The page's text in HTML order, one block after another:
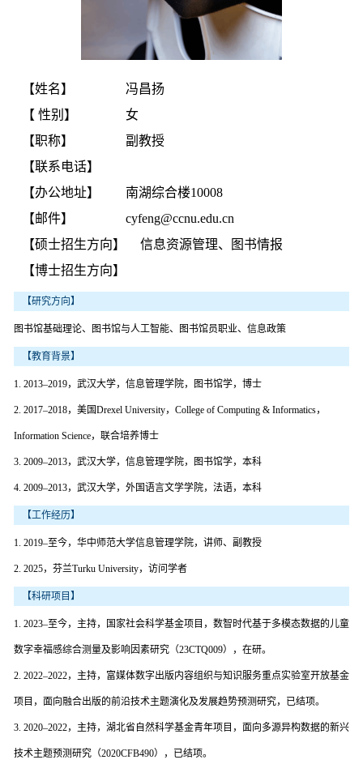
【姓名】
冯昌扬
【 性别】
女
【职称】
副教授
【联系电话】
【办公地址】
南湖综合楼10008
【邮件】
cyfeng@ccnu.edu.cn
【硕士招生方向】
信息资源管理、图书情报
【博士招生方向】
【研究方向】
图书馆基础理论、图书馆与人工智能、图书馆员职业、信息政策
【教育背景】
1. 2013–2019，武汉大学，信息管理学院，图书馆学，博士
2. 2017–2018，美国Drexel University，College of Computing & Informatics，
Information Science，联合培养博士
3. 2009–2013，武汉大学，信息管理学院，图书馆学，本科
4. 2009–2013，武汉大学，外国语言文学学院，法语，本科
【工作经历】
1. 2019–至今，华中师范大学信息管理学院，讲师、副教授
2. 2025，芬兰Turku University，访问学者
【科研项目】
1. 2023–至今，主持，国家社会科学基金项目，数智时代基于多模态数据的儿童
数字幸福感综合测量及影响因素研究（23CTQ009），在研。
2. 2022–2022，主持，富媒体数字出版内容组织与知识服务重点实验室开放基金
项目，面向融合出版的前沿技术主题演化及发展趋势预测研究，已结项。
3. 2020–2022，主持，湖北省自然科学基金青年项目，面向多源异构数据的新兴
技术主题预测研究（2020CFB490），已结项。